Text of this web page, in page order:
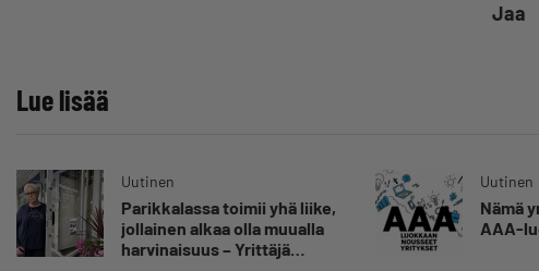
Jaa
Lue lisää
Uutinen
Parikkalassa toimii yhä liike,
jollainen alkaa olla muualla
harvinaisuus – Yrittäjä
Uutinen
Nämä
AAA-